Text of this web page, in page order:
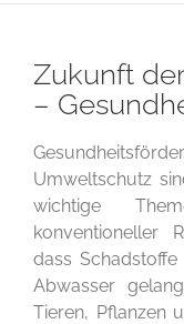
Zukunft
–
Umweltschutz
wichtige
konventioneller
dass
Abwasser
Tieren, Pflanzen